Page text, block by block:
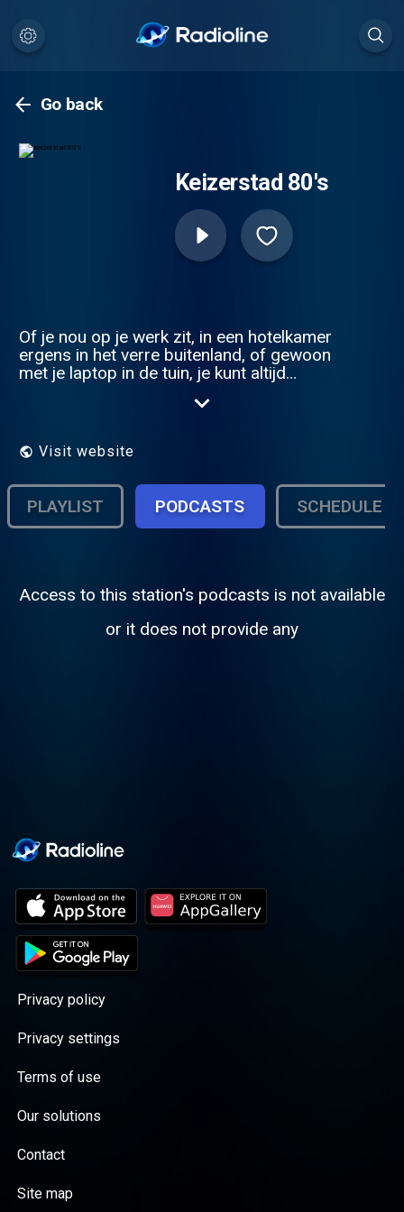
Go back
Keizerstad 80's
Of je nou op je werk zit, in een hotelkamer
ergens in het verre buitenland, of gewoon
met je laptop in de tuin, je kunt altijd
Visit website
PLAYLIST PODCASTS SCHEDULE
Access to this station's podcasts is not available
or it does not provide any
Privacy policy
Privacy settings
Terms of use
Our solutions
Contact
Site map